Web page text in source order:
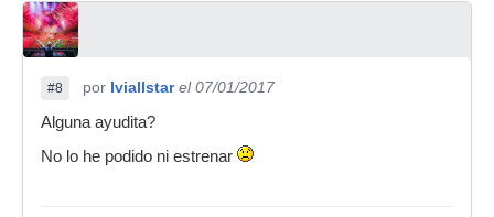
#8 por Iviallstar el 07/01/2017
Alguna ayudita?
No lo he podido ni estrenar